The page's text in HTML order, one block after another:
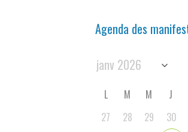
Agenda des
L M M J
27
28 29 30